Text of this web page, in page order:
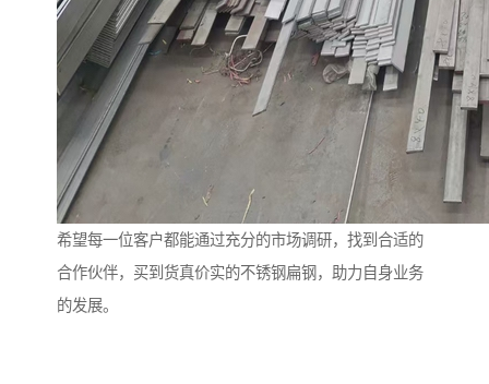
希望每一位客户都能通过充分的市场调研，找到合适的
合作伙伴，买到货真价实的不锈钢扁钢，助力自身业务
的发展。